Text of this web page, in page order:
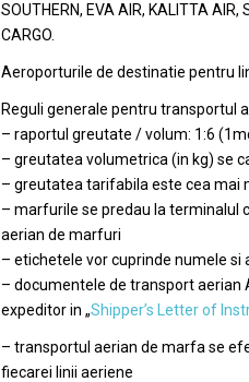
SOUTHERN, EVA AIR, KALITTA AIR,
CARGO.
Aeroporturile de destinatie pentru
Reguli generale pentru transportul
– raportul greutate / volum: 1:6
– greutatea volumetrica (in kg) se
– greutatea tarifabila este cea mai
– marfurile se predau la terminalul
aerian de marfuri
– etichetele vor cuprinde numele
– documentele de transport aerian
expeditor in „Shipper’s Letter of
– transportul aerian de marfa se
fiecarei linii aeriene